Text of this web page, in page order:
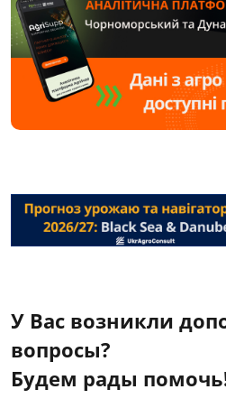
У Вас возникли
вопросы?
Будем рады